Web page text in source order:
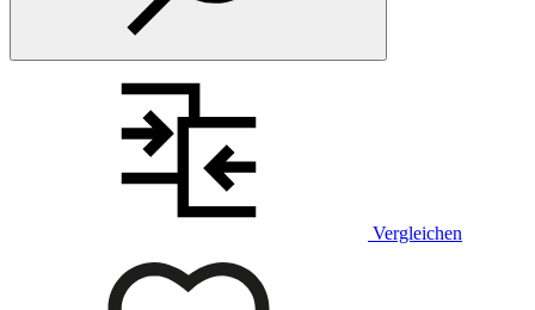
Vergleichen